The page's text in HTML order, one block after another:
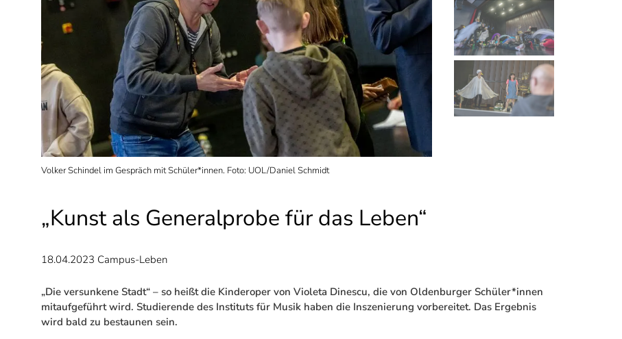
Volker Schindel im Gespräch mit Schüler*innen. Foto: UOL/Daniel Schmidt
„Kunst als Generalprobe für das Leben“
18.04.2023 Campus-Leben
„Die versunkene Stadt“ – so heißt die Kinderoper von Violeta Dinescu, die von Oldenburger Schüler*innen
mitaufgeführt wird. Studierende des Instituts für Musik haben die Inszenierung vorbereitet. Das Ergebnis
wird bald zu bestaunen sein.